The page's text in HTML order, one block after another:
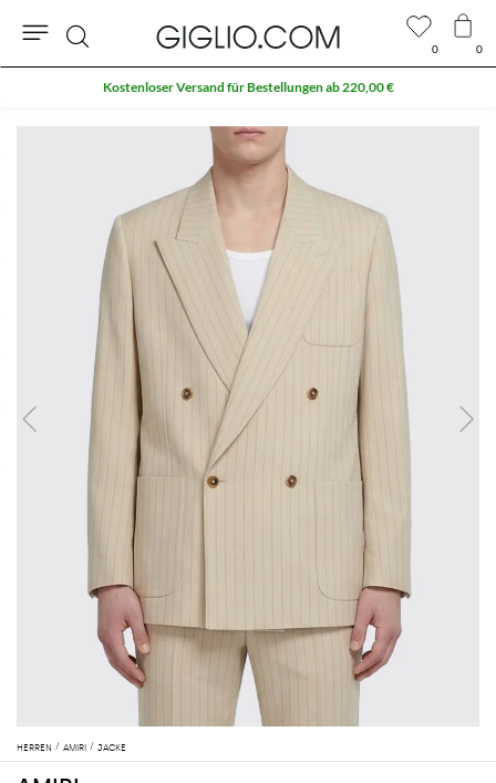
HERREN AMIRI JACKE
0 0
Suche
Kostenloser Versand für Bestellungen ab 220,00 €